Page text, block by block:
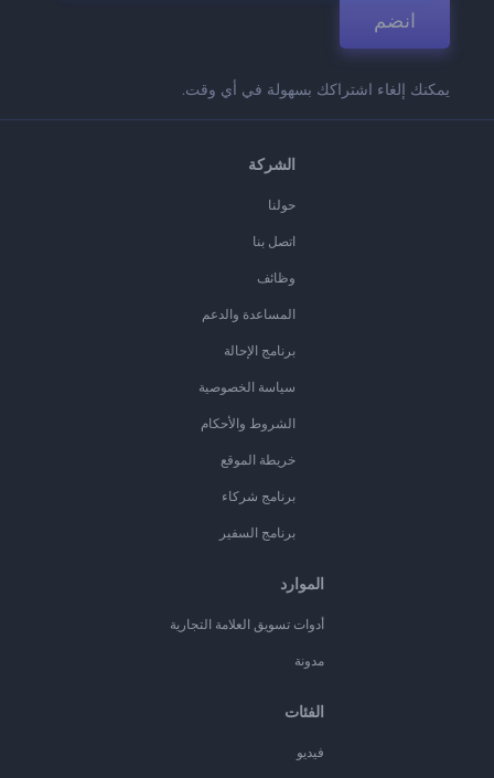
انضم
يمكنك إلغاء اشتراكك بسهولة في أي وقت.
الشركة
حولنا
اتصل بنا
وظائف
المساعدة والدعم
برنامج الإحالة
سياسة الخصوصية
الشروط والأحكام
خريطة الموقع
برنامج شركاء
برنامج السفير
الموارد
أدوات تسويق العلامة التجارية
مدونة
الفئات
فيديو